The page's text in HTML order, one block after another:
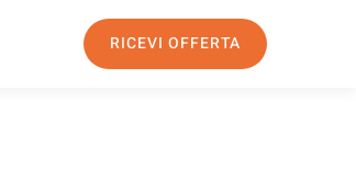
RICEVI OFFERTA